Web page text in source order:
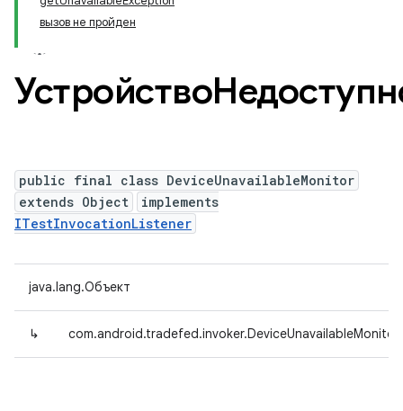
вызов не пройден
public final class DeviceUnavailableMonitor
extends Object
implements
ITestInvocationListener
java.lang.Объект
↳ com.android.tradefed.invoker.DeviceUnavailableMonitor